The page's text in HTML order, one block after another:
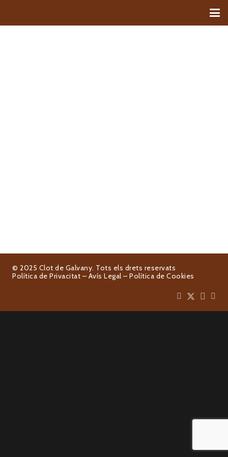
© 2025 Clot de Galvany. Tots els drets reservats
Política de Privacitat – Avís Legal – Política de Cookies